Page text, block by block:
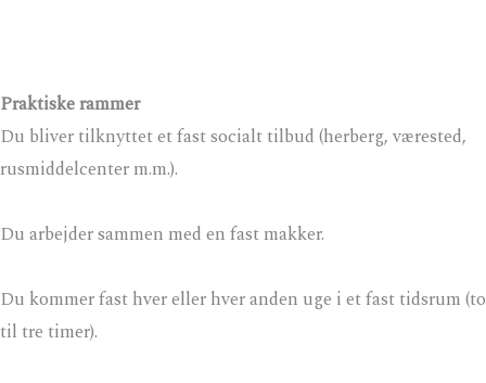
Praktiske rammer
Du bliver tilknyttet et fast socialt tilbud (herberg, værested,
rusmiddelcenter m.m.).
Du arbejder sammen med en fast makker.
Du kommer fast hver eller hver anden uge i et fast tidsrum (to
til tre timer).